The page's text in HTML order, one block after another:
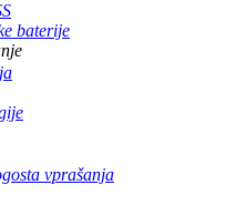
baterije
vprašanja